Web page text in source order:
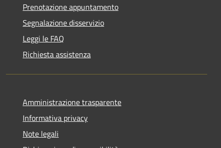
Prenotazione appuntamento
Segnalazione disservizio
Leggi le FAQ
Richiesta assistenza
Amministrazione trasparente
Informativa privacy
Note legali